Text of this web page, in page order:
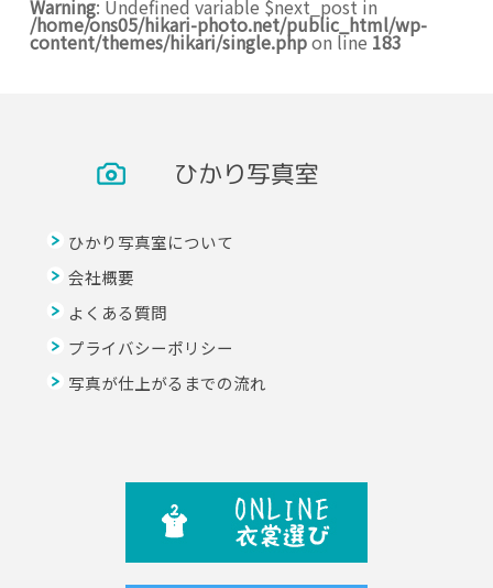
Warning: Undefined variable $next_post in
/home/ons05/hikari-photo.net/public_html/wp-
content/themes/hikari/single.phpon line 183
ひかり写真室
ひかり写真室について
会社概要
よくある質問
プライバシーポリシー
写真が仕上がるまでの流れ